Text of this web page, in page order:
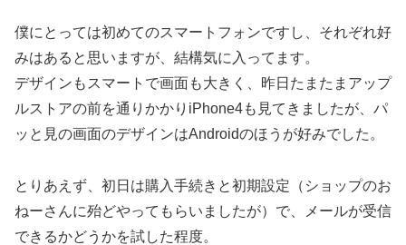
僕にとっては初めてのスマートフォンですし、それぞれ好
みはあると思いますが、結構気に入ってます。
デザインもスマートで画面も大きく、昨日たまたまアップ
ルストアの前を通りかかりiPhone4も見てきましたが、パ
ッと見の画面のデザインはAndroidのほうが好みでした。
とりあえず、初日は購入手続きと初期設定（ショップのお
ねーさんに殆どやってもらいましたが）で、メールが受信
できるかどうかを試した程度。